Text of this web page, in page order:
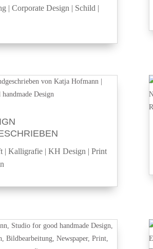
|Corporate Design | Schild |
|Kalligrafie |KH Design |Print